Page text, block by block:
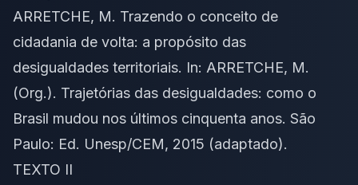
ARRETCHE, M. Trazendo o conceito de
cidadania de volta: a propósito das
desigualdades territoriais. In: ARRETCHE, M.
(Org.). Trajetórias das desigualdades: como o
Brasil mudou nos últimos cinquenta anos. São
Paulo: Ed. Unesp/CEM, 2015 (adaptado).
TEXTO II